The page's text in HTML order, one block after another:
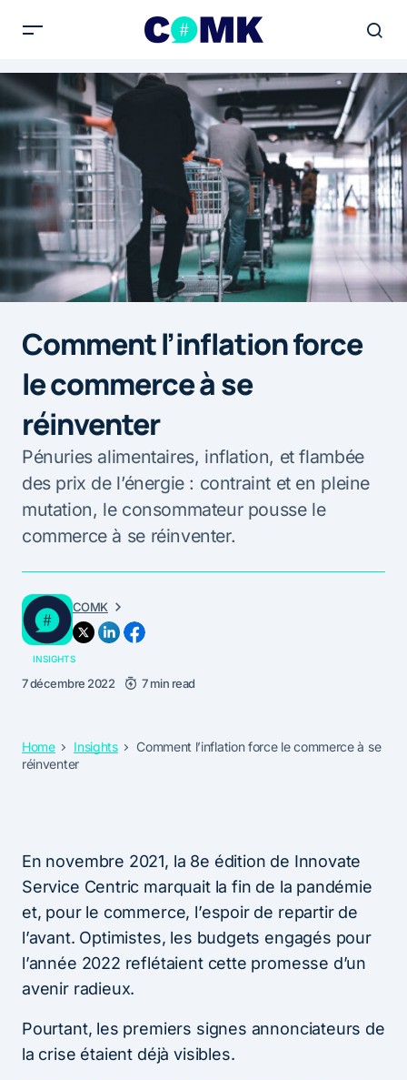
Comment l’inflation force
le commerce à se
réinventer
Pénuries alimentaires, inflation, et flambée
des prix de l’énergie : contraint et en pleine
mutation, le consommateur pousse le
commerce à se réinventer.
COMK
INSIGHTS
7 décembre 2022 7 min read
Home Insights
Comment l’inflation force le commerce à se
réinventer
En novembre 2021, la 8e édition de Innovate
Service Centric marquait la fin de la pandémie
et, pour le commerce, l’espoir de repartir de
l’avant. Optimistes, les budgets engagés pour
l’année 2022 reflétaient cette promesse d’un
avenir radieux.
Pourtant, les premiers signes annonciateurs de
la crise étaient déjà visibles.